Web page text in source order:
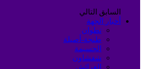
السابق التالي
أخبار الجهة
تطوان
طنجة-أصيلة
الحسيمة
شفشاون
العرائش